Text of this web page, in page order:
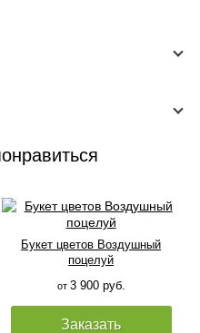
Букет цветов Воздушный
поцелуй
от 3 900 руб.
Заказать